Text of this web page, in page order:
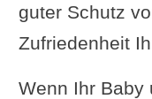
guter Schutz
Zufriedenheit
Wenn Ihr Baby